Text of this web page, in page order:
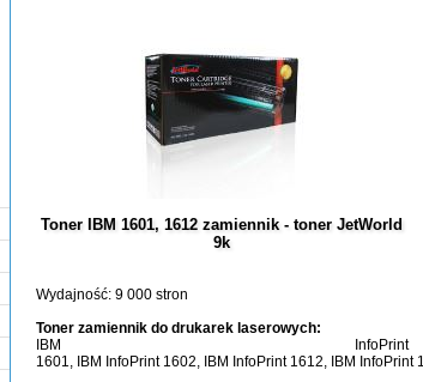
Toner IBM 1601, 1612 zamiennik - toner JetWorld
9k
Wydajność: 9 000 stron
Toner zamiennik do drukarek laserowych:
IBM InfoPrint
1601, IBM InfoPrint 1602, IBM InfoPrint 1612, IBM InfoPrint